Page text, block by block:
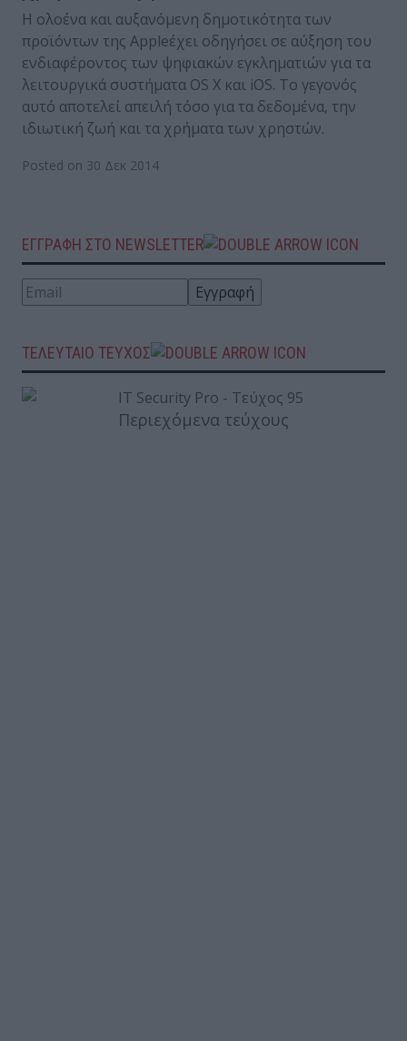
Η ολοένα και αυξανόμενη δημοτικότητα των
προϊόντων της Appleέχει οδηγήσει σε αύξηση του
ενδιαφέροντος των ψηφιακών εγκληματιών για τα
λειτουργικά συστήματα OS X και iOS. Το γεγονός
αυτό αποτελεί απειλή τόσο για τα δεδομένα, την
ιδιωτική ζωή και τα χρήματα των χρηστών.
Posted on 30 Δεκ 2014
ΕΓΓΡΑΦΗ ΣΤΟ NEWSLETTER
ΤΕΛΕΥΤΑΙΟ ΤΕΥΧΟΣ
Περιεχόμενα τεύχους